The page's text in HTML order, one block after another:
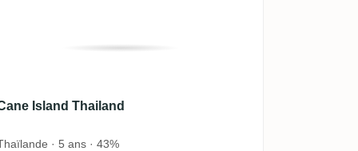
Island Thailand
· 5 ans · 43%